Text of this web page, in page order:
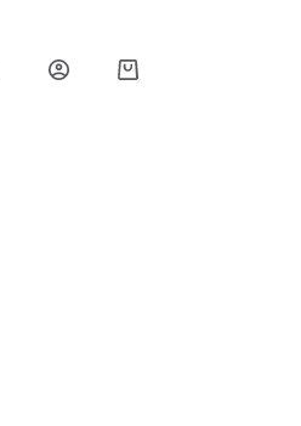
Carro